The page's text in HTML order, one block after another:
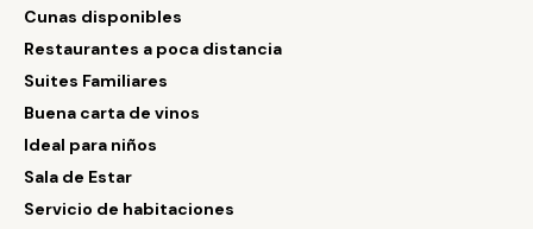
Cunas disponibles
Restaurantes a poca distancia
Suites Familiares
Buena carta de vinos
Ideal para niños
Sala de Estar
Servicio de habitaciones